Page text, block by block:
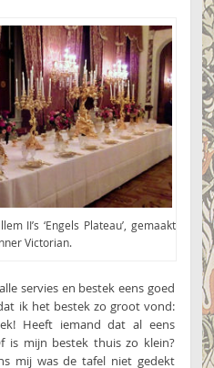
II’s ‘Engels Plateau’, gemaakt
Victorian.
servies en bestek eens goed
ik het bestek zo groot vond:
Heeft iemand dat al eens
is mijn bestek thuis zo klein?
mij was de tafel niet gedekt